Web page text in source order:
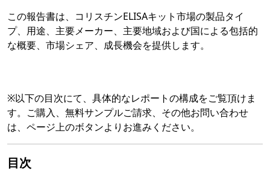
この報告書は、コリスチンELISAキット市場の製品タイ
プ、用途、主要メーカー、主要地域および国による包括的
な概要、市場シェア、成長機会を提供します。
※以下の目次にて、具体的なレポートの構成をご覧頂けま
す。ご購入、無料サンプルご請求、その他お問い合わせ
は、ページ上のボタンよりお進みください。
目次